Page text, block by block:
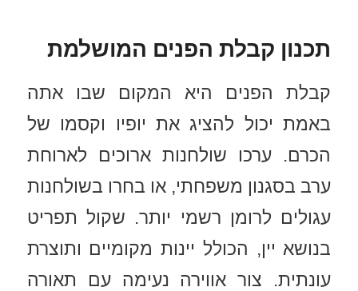
תכנון קבלת הפנים המושלמת
קבלת הפנים היא המקום שבו אתה
באמת יכול להציג את יופיו וקסמו של
הכרם. ערכו שולחנות ארוכים לארוחת
ערב בסגנון משפחתי, או בחרו בשולחנות
עגולים לרומן רשמי יותר. שקול תפריט
בנושא יין, הכולל יינות מקומיים ותוצרת
עונתית. צור אווירה נעימה עם תאורה